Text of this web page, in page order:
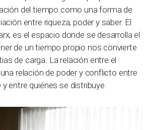
del tiempo como una forma de
entre riqueza, poder y saber. El
es el espacio donde se desarrolla el
de un tiempo propio nos convierte
de carga. La relación entre el
relación de poder y conflicto entre
entre quiénes se distribuye.